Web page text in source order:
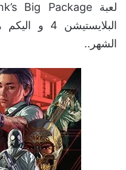
الشهر..